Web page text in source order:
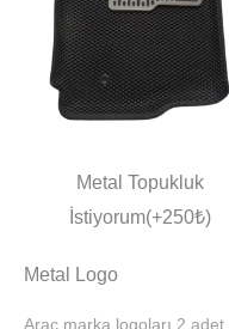
Metal Topukluk
İstiyorum(+250₺)
Metal Logo
Araç marka logoları 2